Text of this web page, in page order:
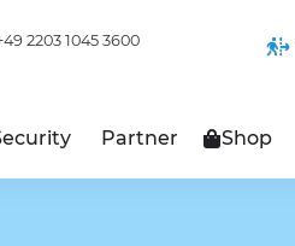
2203 1045 3600
Partner Shop